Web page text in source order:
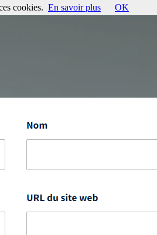
cookies. En savoir plus OK